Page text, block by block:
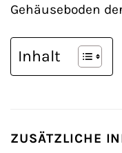
Gehäuseboden
Inhalt
ZUSÄTZLICHE